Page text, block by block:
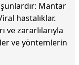
şunlardır: Mantar
hastalıklar.
ve zararlılarıyla
ve yöntemlerin